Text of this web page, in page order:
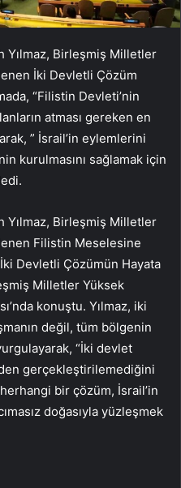
Yılmaz, Birleşmiş Milletler
İki Devletli Çözüm
“Filistin Devleti’nin
atması gereken en
” İsrail’in eylemlerini
kurulmasını sağlamak için
Yılmaz, Birleşmiş Milletler
Filistin Meselesine
İki Devletli Çözümün Hayata
Milletler Yüksek
konuştu. Yılmaz, iki
değil, tüm bölgenin
“İki devlet
gerçekleştirilemediğini
bir çözüm, İsrail’in
doğasıyla yüzleşmek